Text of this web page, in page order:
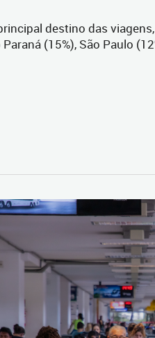
destino das
(15%), São Paulo